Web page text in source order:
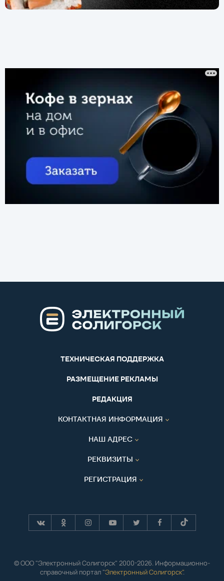
ТЕХНИЧЕСКАЯ ПОДДЕРЖКА
РАЗМЕЩЕНИЕ РЕКЛАМЫ
РЕДАКЦИЯ
КОНТАКТНАЯ ИНФОРМАЦИЯ
НАШ АДРЕС
РЕКВИЗИТЫ
РЕГИСТРАЦИЯ
© ООО "Электронный Солигорск" 2000-2026. Информационно-
справочный портал "Электронный Солигорск".